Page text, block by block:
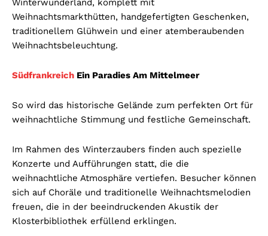
Winterwunderland, komplett mit
Weihnachtsmarkthütten, handgefertigten Geschenken,
traditionellem Glühwein und einer atemberaubenden
Weihnachtsbeleuchtung.
Südfrankreich Ein Paradies Am Mittelmeer
So wird das historische Gelände zum perfekten Ort für
weihnachtliche Stimmung und festliche Gemeinschaft.
Im Rahmen des Winterzaubers finden auch spezielle
Konzerte und Aufführungen statt, die die
weihnachtliche Atmosphäre vertiefen. Besucher können
sich auf Choräle und traditionelle Weihnachtsmelodien
freuen, die in der beeindruckenden Akustik der
Klosterbibliothek erfüllend erklingen.